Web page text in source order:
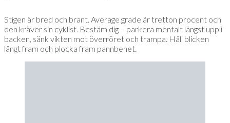
Stigen är bred och brant. Average grade är tretton procent och
den kräver sin cyklist. Bestäm dig – parkera mentalt längst upp i
backen, sänk vikten mot överröret och trampa. Håll blicken
långt fram och plocka fram pannbenet.